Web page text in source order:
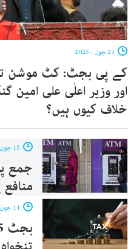
کے پی بجٹ: کٹ موشن
اور وزیر اعلٰی علی امین
خلاف کیوں ہیں؟
جمع